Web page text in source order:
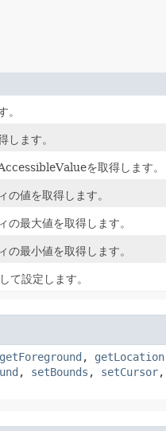
。
します。
を取得します。
の値を取得します。
の最大値を取得します。
の最小値を取得します。
て設定します。
getForeground , getLocation
, setBounds , setCursor,